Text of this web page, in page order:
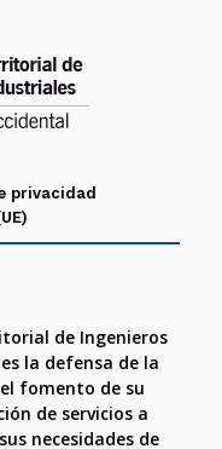
privacidad
de Ingenieros
la defensa de la
fomento de su
de servicios a
necesidades de